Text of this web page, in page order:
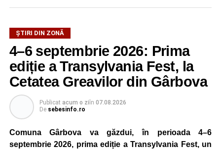
ȘTIRI DIN ZONĂ
4–6 septembrie 2026: Prima
ediție a Transylvania Fest, la
Cetatea Greavilor din Gârbova
Publicat acum o ziîn 07.08.2026
De sebesinfo.ro
Comuna Gârbova va găzdui, în perioada 4–6
septembrie 2026, prima ediție a Transylvania Fest, un